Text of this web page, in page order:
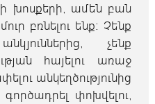
խոսքերի, ամեն բան
բռնելու ենք։ Չենք
չենք
հայելու առաջ
անկեղծությունից
փոխվելու,